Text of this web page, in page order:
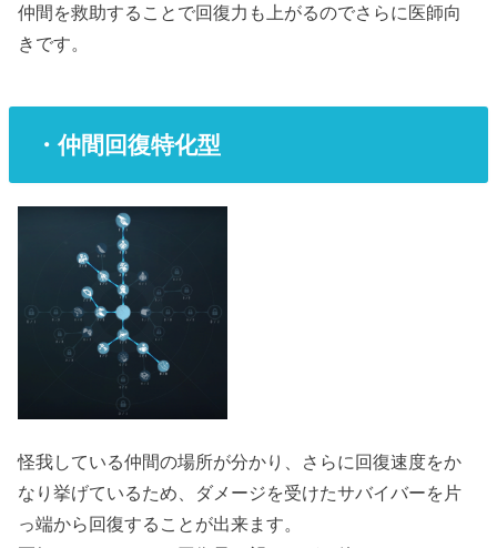
仲間を救助することで回復力も上がるのでさらに医師向
きです。
・仲間回復特化型
怪我している仲間の場所が分かり、さらに回復速度をか
なり挙げているため、ダメージを受けたサバイバーを片
っ端から回復することが出来ます。